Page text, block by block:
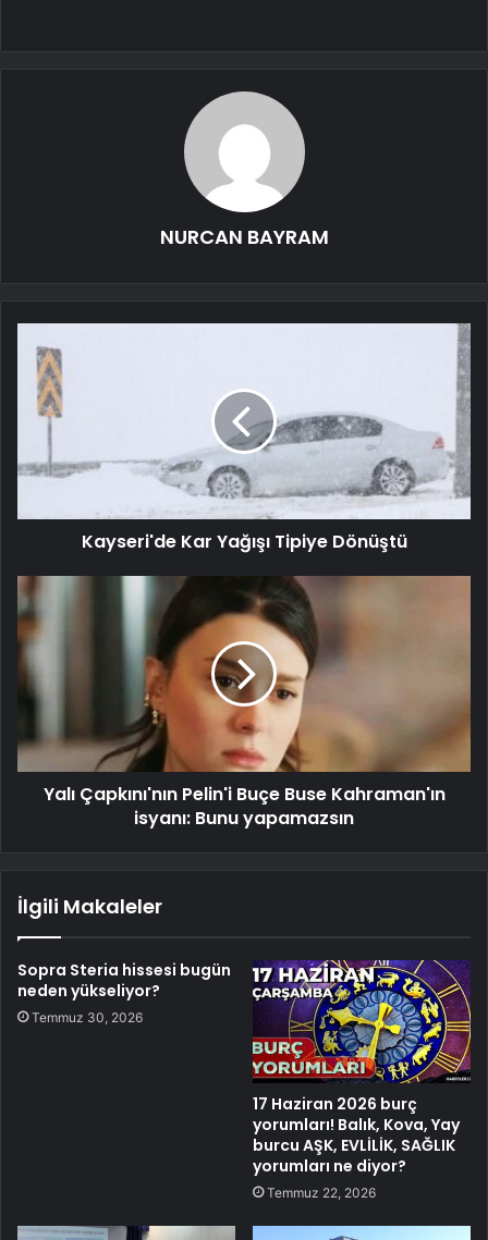
NURCAN BAYRAM
Kayseri'de Kar Yağışı Tipiye Dönüştü
Yalı Çapkını'nın Pelin'i Buçe Buse Kahraman'ın
isyanı: Bunu yapamazsın
İlgili Makaleler
Sopra Steria hissesi bugün
neden yükseliyor?
Temmuz 30, 2026
17 Haziran 2026 burç
yorumları! Balık, Kova, Yay
burcu AŞK, EVLİLİK, SAĞLIK
yorumları ne diyor?
Temmuz 22, 2026